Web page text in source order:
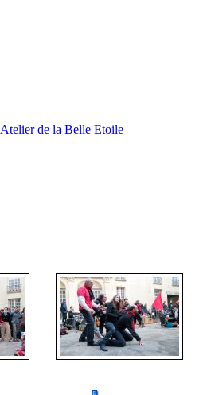
Atelier de la Belle Etoile